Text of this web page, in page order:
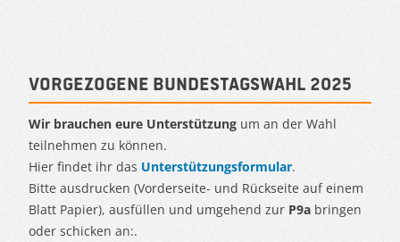
Vorgezogene Bundestagswahl 2025
Wir brauchen eure Unterstützung um an der Wahl
teilnehmen zu können.
Hier findet ihr das Unterstützungsformular.
Bitte ausdrucken (Vorderseite- und Rückseite auf einem
Blatt Papier), ausfüllen und umgehend zur P9a bringen
oder schicken an:.